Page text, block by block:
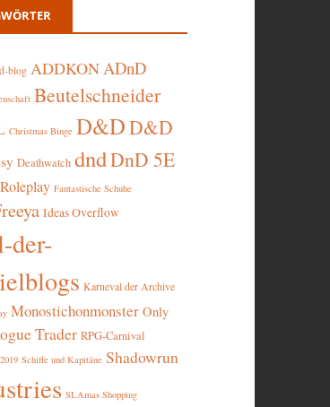
blog ADDKONADnD
Beutelschneider
Christmas Binge D&DD&D
Deathwatch dndDnD 5E
Fantastische Schuhe
Ideas Overflow
der-
Karneval der Archive
Monostichonmonster Only
Trader RPG-Carnival
Schiffe und Kapitäne Shadowrun
SLAmas Shopping